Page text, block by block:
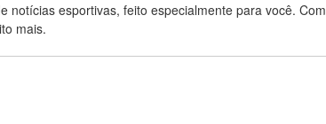
notícias esportivas, feito especialmente para você. Com
mais.